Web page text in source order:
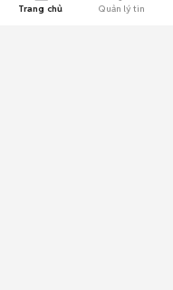
Trang chủ Quản lý tin